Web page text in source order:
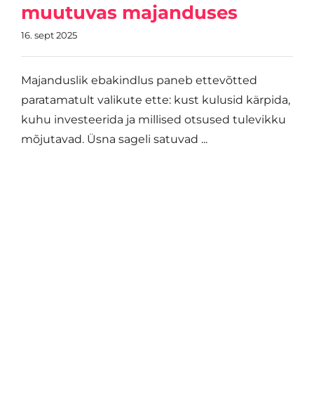
muutuvas majanduses
16. sept 2025
Majanduslik ebakindlus paneb ettevõtted
paratamatult valikute ette: kust kulusid kärpida,
kuhu investeerida ja millised otsused tulevikku
mõjutavad. Üsna sageli satuvad ...